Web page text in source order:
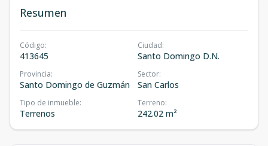
Resumen
Código:
413645
Ciudad:
Santo Domingo D.N.
Provincia:
Santo Domingo de Guzmán
Sector:
San Carlos
Tipo de inmueble:
Terrenos
Terreno:
242.02 m²